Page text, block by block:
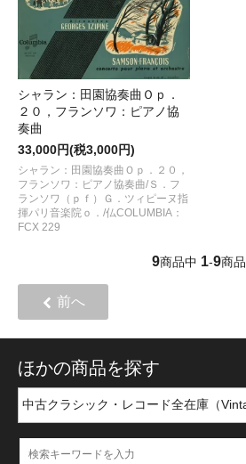
シャラン：田園協奏曲Ｏｐ．
２０，フランソワ：ピアノ協
奏曲
33,000円(税3,000円)
シャラン：田園協奏曲Ｏｐ．２０，
フランソワ：ピアノ協奏曲/Ｓ．フ
ランソワ（ｐｆ）Ｇ．ツィピーヌ指
揮パリ音楽院ｏ．/仏COLUMBIA：
FCX 229
9商品中 1-9商品
前へ
ほかの商品を探す